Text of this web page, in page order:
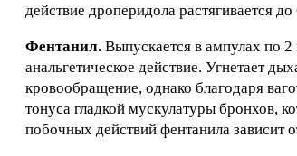
действие дроперидола растягивается до
Фентанил. Выпускается в ампулах по
анальгетическое действие. Угнетает
кровообращение, однако благодаря
тонуса гладкой мускулатуры бронхов,
побочных действий фентанила зависит